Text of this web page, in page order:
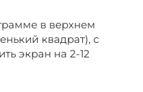
в верхнем
квадрат), с
экран на 2-12